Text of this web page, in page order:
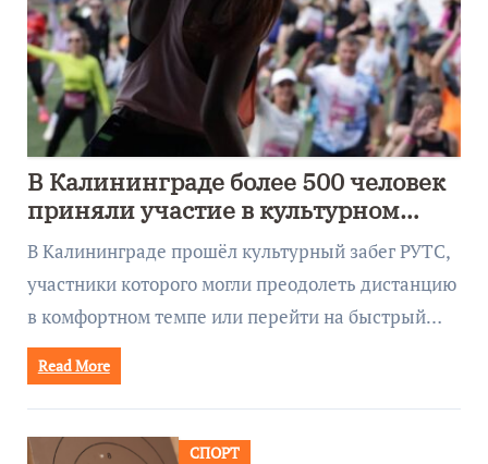
В Калининграде более 500 человек
приняли участие в культурном
забеге
В Калининграде прошёл культурный забег РУТС,
участники которого могли преодолеть дистанцию
в комфортном темпе или перейти на быстрый…
Read More
СПОРТ